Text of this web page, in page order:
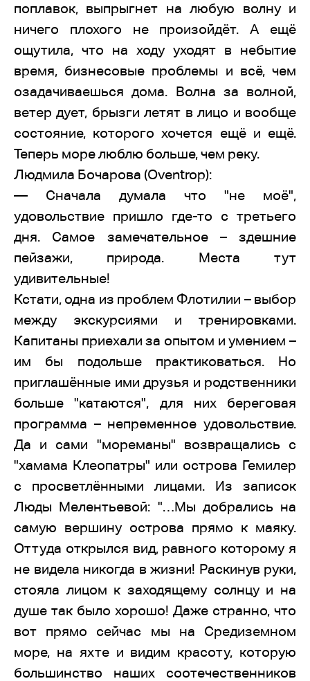
поплавок, выпрыгнет на любую волну и
ничего плохого не произойдёт. А ещё
ощутила, что на ходу уходят в небытие
время, бизнесовые проблемы и всё, чем
озадачиваешься дома. Волна за волной,
ветер дует, брызги летят в лицо и вообще
состояние, которого хочется ещё и ещё.
Теперь море люблю больше, чем реку.
Людмила Бочарова (Oventrop):
— Сначала думала что "не моё",
удовольствие пришло где-то с третьего
дня. Самое замечательное – здешние
пейзажи, природа. Места тут
удивительные!
Кстати, одна из проблем Флотилии – выбор
между экскурсиями и тренировками.
Капитаны приехали за опытом и умением –
им бы подольше практиковаться. Но
приглашённые ими друзья и родственники
больше "катаются", для них береговая
программа – непременное удовольствие.
Да и сами "мореманы" возвращались с
"хамама Клеопатры" или острова Гемилер
с просветлёнными лицами. Из записок
Люды Мелентьевой: "…Мы добрались на
самую вершину острова прямо к маяку.
Оттуда открылся вид, равного которому я
не видела никогда в жизни! Раскинув руки,
стояла лицом к заходящему солнцу и на
душе так было хорошо! Даже странно, что
вот прямо сейчас мы на Средиземном
море, на яхте и видим красоту, которую
большинство наших соотечественников